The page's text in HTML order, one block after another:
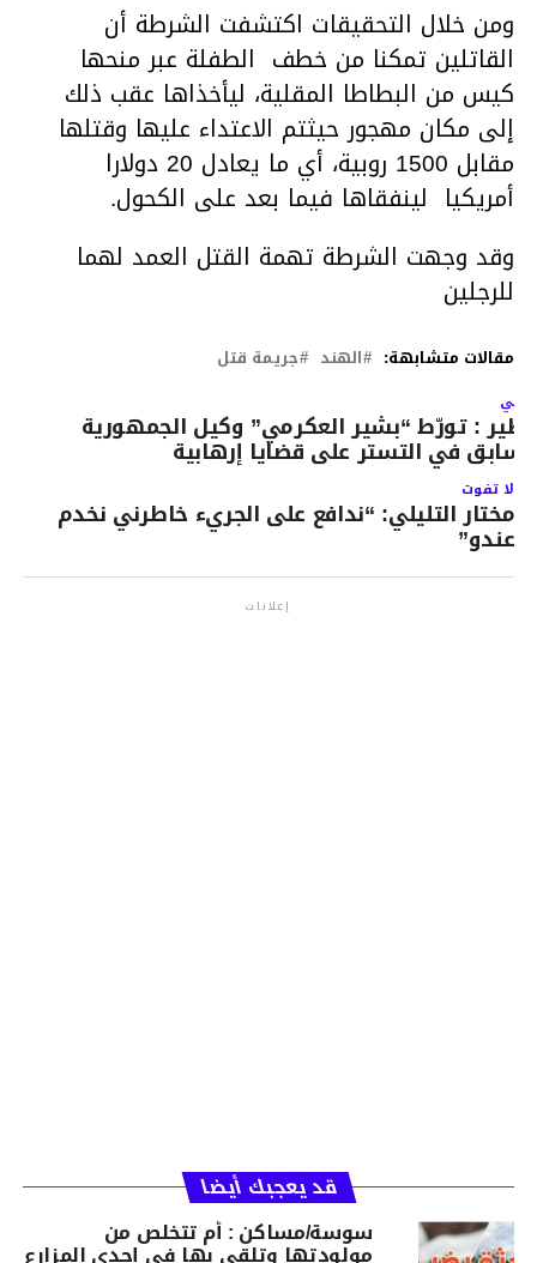
ومن خلال التحقيقات اكتشفت الشرطة أن
القاتلين تمكنا من خطف الطفلة عبر منحها
كيس من البطاطا المقلية، ليأخذاها عقب ذلك
إلى مكان مهجور حيثتم الاعتداء عليها وقتلها
مقابل 1500 روبية، أي ما يعادل 20 دولارا
أمريكيا لينفقاها فيما بعد على الكحول.
وقد وجهت الشرطة تهمة القتل العمد لهما
للرجلين
مقالات متشابهة: الهند جريمة قتل
: تورّط “بشير العكرمي” وكيل الجمهورية
في التستر على قضايا إرهابية
لا تفوت
مختار التليلي: “ندافع على الجريء خاطرني نخدم
عندو”
إعلانات
قد يعجبك أيضا
سوسة/مساكن : أم تتخلص من
مولودتها وتلقي بها في إحدى المزارع